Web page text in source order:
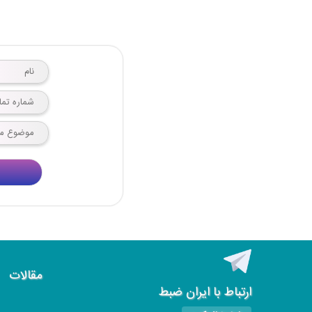
ارتباط با ایران ضبط
مقالات